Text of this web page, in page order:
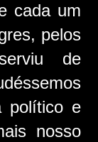
cada um
pelos
de
político e
nosso